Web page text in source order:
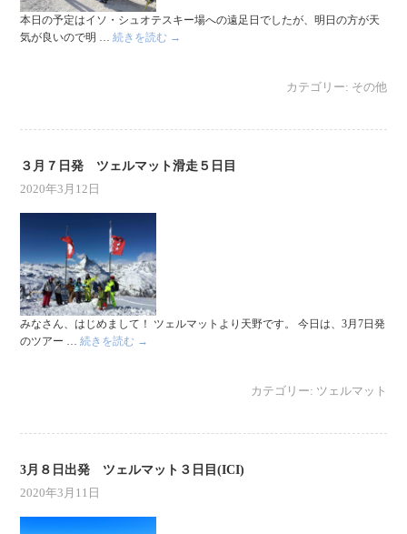
本日の予定はイソ・シュオテスキー場への遠足日でしたが、明日の方が天
気が良いので明 …続きを読む →
カテゴリー: その他
３月７日発 ツェルマット滑走５日目
2020年3月12日
みなさん、はじめまして！ ツェルマットより天野です。 今日は、3月7日発
のツアー …続きを読む →
カテゴリー: ツェルマット
3月８日出発 ツェルマット３日目(ICI)
2020年3月11日